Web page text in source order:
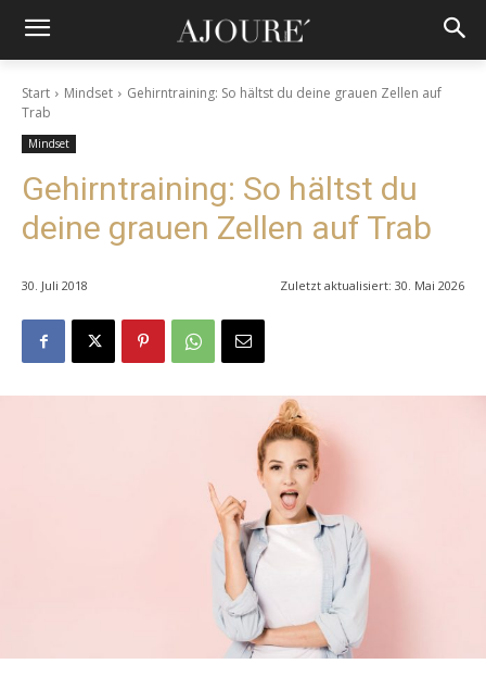
Start Mindset
Gehirntraining: So hältst du deine grauen Zellen auf
Trab
Mindset
Gehirntraining: So hältst du
deine grauen Zellen auf Trab
30. Juli 2018 Zuletzt aktualisiert: 30. Mai 2026